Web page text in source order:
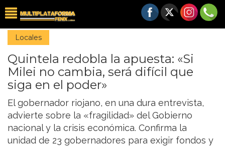
Locales
Quintela redobla la apuesta: «Si
Milei no cambia, será difícil que
siga en el poder»
El gobernador riojano, en una dura entrevista,
advierte sobre la «fragilidad» del Gobierno
nacional y la crisis económica. Confirma la
unidad de 23 gobernadores para exigir fondos y